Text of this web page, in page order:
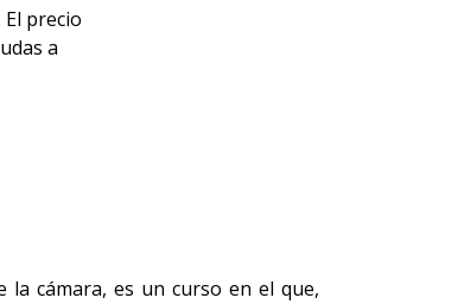
precio
a
la cámara, es un curso en el que,